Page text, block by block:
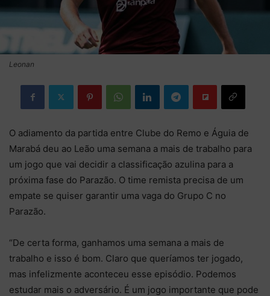
Leonan
O adiamento da partida entre Clube do Remo e Águia de
Marabá deu ao Leão uma semana a mais de trabalho para
um jogo que vai decidir a classificação azulina para a
próxima fase do Parazão. O time remista precisa de um
empate se quiser garantir uma vaga do Grupo C no
Parazão.
“De certa forma, ganhamos uma semana a mais de
trabalho e isso é bom. Claro que queríamos ter jogado,
mas infelizmente aconteceu esse episódio. Podemos
estudar mais o adversário. É um jogo importante que pode